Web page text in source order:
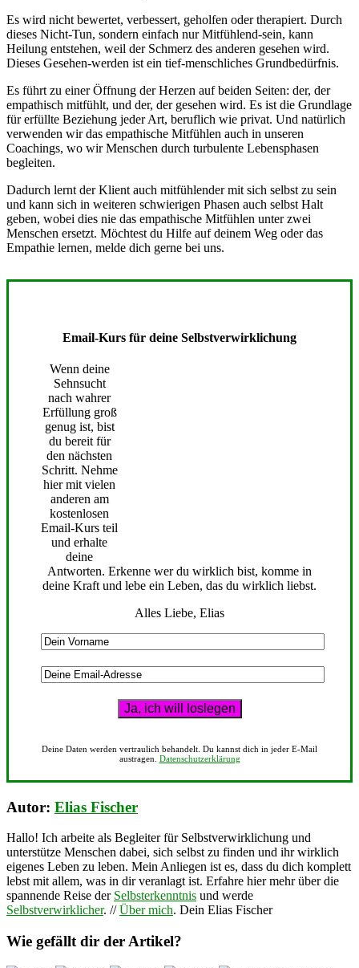
Es wird nicht bewertet, verbessert, geholfen oder therapiert. Durch
dieses Nicht-Tun, sondern einfach nur Mitfühlend-sein, kann
Heilung entstehen, weil der Schmerz des anderen gesehen wird.
Dieses Gesehen-werden ist ein tief-menschliches Grundbedürfnis.
Es führt zu einer Öffnung der Herzen auf beiden Seiten: der, der
empathisch mitfühlt, und der, der gesehen wird. Es ist die Grundlage
für erfüllte Beziehung jeder Art, beruflich wie privat. Und natürlich
verwenden wir das empathische Mitfühlen auch in unseren
Coachings, wo wir Menschen durch turbulente Lebensphasen
begleiten.
Dadurch lernt der Klient auch mitfühlender mit sich selbst zu sein
und kann sich in weiteren schwierigen Phasen auch selbst Halt
geben, wobei dies nie das empathische Mitfühlen unter zwei
Menschen ersetzt. Möchtest du Hilfe auf deinem Weg oder das
Empathie lernen, melde dich gerne bei uns.
Email-Kurs für deine Selbstverwirklichung
Wenn deine
Sehnsucht
nach wahrer
Erfüllung groß
genug ist, bist
du bereit für
den nächsten
Schritt. Nehme
hier mit vielen
anderen am
kostenlosen
Email-Kurs teil
und erhalte
deine
Antworten. Erkenne wer du wirklich bist, komme in
deine Kraft und lebe ein Leben, das du wirklich liebst.
Alles Liebe, Elias
Deine Daten werden vertraulich behandelt. Du kannst dich in jeder E-Mail
austragen. Datenschutzerklärung
Autor: Elias Fischer
Hallo! Ich arbeite als Begleiter für Selbstverwirklichung und
unterstütze Menschen dabei, sich selbst zu finden und ihr wirklich
eigenes Leben zu leben. Mein Anliegen ist es, dass du dich komplett
lebst mit allem, was in dir veranlagt ist. Erfahre hier mehr über die
spannende Reise der Selbsterkenntnis und werde
Selbstverwirklicher. //Über mich. Dein Elias Fischer
Wie gefällt dir der Artikel?